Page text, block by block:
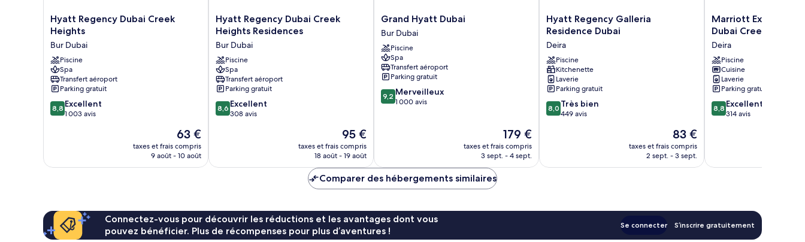
Hyatt
Regency
Dubai
Creek
Heights
Bur
Dubai
Hyatt Regency Dubai Creek
Heights
Bur Dubai
Piscine
Spa
Transfert aéroport
Parking gratuit
8.8
sur
8,8 Excellent
1 003 avis
Le
nouveau
prix
63 €
taxes et frais compris
9 août - 10 août
Hyatt
Regency
Dubai
Creek
Heights
Residences
Bur
Dubai
Hyatt Regency Dubai Creek
Heights Residences
Bur Dubai
Piscine
Spa
Transfert aéroport
Parking gratuit
8.6
sur
8,6 Excellent
308 avis
Le
nouveau
prix
de
95 €
95 €
taxes et frais compris
18 août - 19 août
Grand
Hyatt
Dubai
Bur
Dubai
Grand Hyatt Dubai
Bur Dubai
Piscine
Spa
Transfert aéroport
Parking gratuit
9.2
sur
9,2 Merveilleux
1 000 avis
Le
nouveau
prix
179 €
taxes et frais compris
3 sept. - 4 sept.
Hyatt
Regency
Residence
Dubai
Deira
Hyatt Regency Galleria
Residence Dubai
Deira
Piscine
Kitchenette
Laverie
Parking gratuit
8.0
sur
8,0 Très bien
449 avis
Le
nouveau
prix
83 €
taxes et frais compris
2 sept. - 3 sept.
Marriott
Executive
Dubai
Creek
Deira
Marriott Executive
Dubai Creek
Deira
Piscine
Cuisine
Laverie
Parking gratuit
8.8
sur
8,8 Excellent
314 avis
Comparer des hébergements similaires
Connectez-vous pour découvrir les réductions et les avantages dont vous
pouvez bénéficier. Plus de récompenses pour plus d’aventures !
Se connecter S’inscrire gratuitement